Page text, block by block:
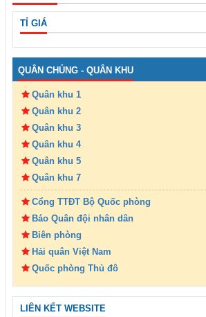
TỈ GIÁ
QUÂN CHỦNG - QUÂN KHU
Quân khu 1
Quân khu 2
Quân khu 3
Quân khu 4
Quân khu 5
Quân khu 7
Cổng TTĐT Bộ Quốc phòng
Báo Quân đội nhân dân
Biên phòng
Hải quân Việt Nam
Quốc phòng Thủ đô
LIÊN KẾT WEBSITE